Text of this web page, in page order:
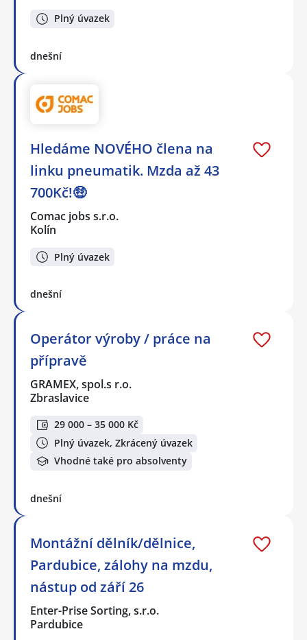
Plný úvazek
dnešní
Hledáme NOVÉHO člena na
linku pneumatik. Mzda až 43
700Kč!🤑
Comac jobs s.r.o.
Kolín
Plný úvazek
dnešní
Operátor výroby / práce na
přípravě
GRAMEX, spol.s r.o.
Zbraslavice
29 000 – 35 000 Kč
Plný úvazek, Zkrácený úvazek
Vhodné také pro absolventy
dnešní
Montážní dělník/dělnice,
Pardubice, zálohy na mzdu,
nástup od září 26
Enter-Prise Sorting, s.r.o.
Pardubice